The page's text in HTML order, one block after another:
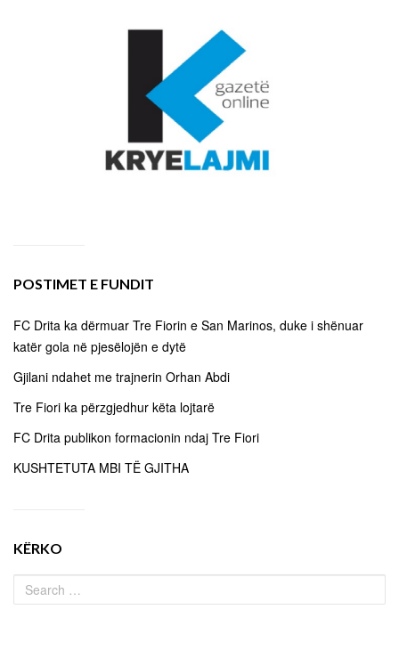
POSTIMET E FUNDIT
FC Drita ka dërmuar Tre Fiorin e San Marinos, duke i shënuar
katër gola në pjesëlojën e dytë
Gjilani ndahet me trajnerin Orhan Abdi
Tre Fiori ka përzgjedhur këta lojtarë
FC Drita publikon formacionin ndaj Tre Fiori
KUSHTETUTA MBI TË GJITHA
KËRKO